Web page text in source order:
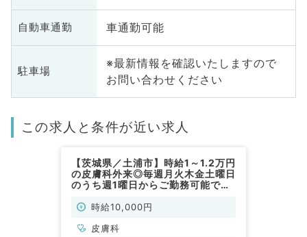
自動車通勤 車通勤可能
駐車場
※最新情報を確認いたしますので
お問い合わせください
この求人と条件が近い求人
【茨城県／土浦市】時給1～1.2万円
の皮膚科外来◎毎週月火木金土曜日
のうち週1曜日からご勤務可能です
時給10,000円
皮膚科